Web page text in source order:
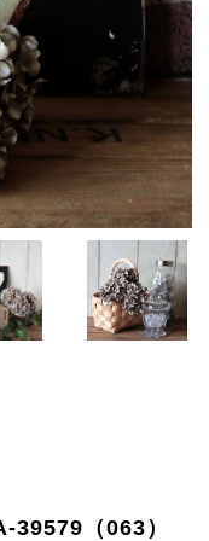
39579（063）